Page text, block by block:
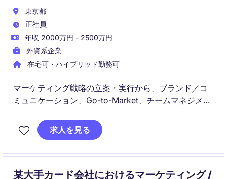
東京都
正社員
年収 2000万円 - 2500万円
外資系企業
在宅可・ハイブリッド勤務可
マーケティング戦略の立案・実行から、ブランド／コ
ミュニケーション、Go-to-Market、チームマネジメン
す。
なスポークスパーソンとしてブランド価値の向上を担
求人を見る
某大手カード会社におけるマーケティング /